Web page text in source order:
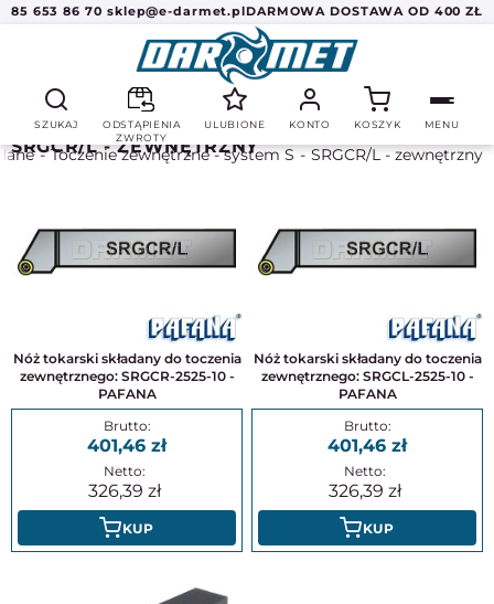
85 653 86 70 sklep@e-darmet.plDARMOWA DOSTAWA OD 400 ZŁ
SZUKAJ
ODSTĄPIENIA
ZWROTY
ULUBIONE KONTO KOSZYK MENU
Toczenie zewnętrzne - system S SRGCR/L - zewnętrzny
SRGCR/L - ZEWNĘTRZNY
Nóż tokarski składany do toczenia
zewnętrznego: SRGCR-2525-10 -
PAFANA
401,46
326,39
KUP
Nóż tokarski składany do toczenia
zewnętrznego: SRGCL-2525-10 -
PAFANA
401,46
326,39
KUP